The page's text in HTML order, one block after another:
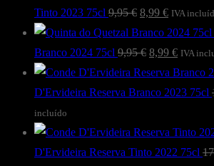
Tinto 2023 75cl 9,95€ O
preço
original
era:
9,95 €.
8,99 €O
preço
atual
é:
8,99 €.
IVA
Branco 2024 75cl 9,95€ O
preço
original
9,95 €.
8,99 €O
preço
atual
8,99 €.
IVA
D'Ervideira Reserva Branco 2023 75cl
incluído
D'Ervideira Reserva Tinto 2022 75cl